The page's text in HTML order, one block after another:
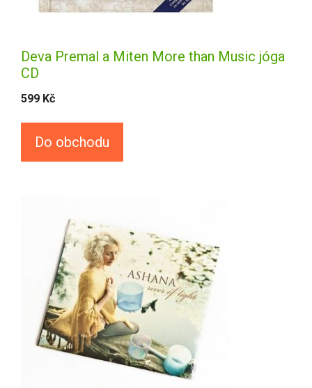
Deva Premal a Miten More than Music jóga
CD
599 Kč
Do obchodu